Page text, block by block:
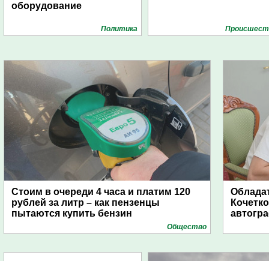
оборудование
Политика
Стоим в очереди 4 часа и платим 120
рублей за литр – как пензенцы
пытаются купить бензин
Общество